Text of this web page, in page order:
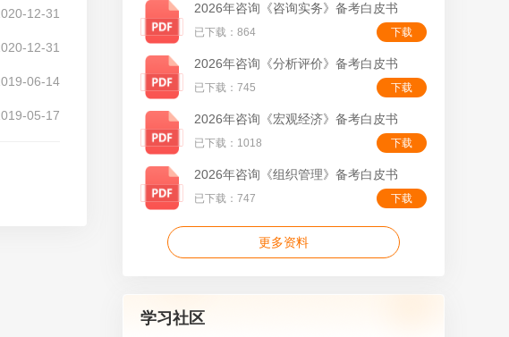
12-31
12-31
06-14
05-17
2026年咨询《咨询实务》备考白皮书
已下载：864 下载
2026年咨询《分析评价》备考白皮书
已下载：745 下载
2026年咨询《宏观经济》备考白皮书
已下载：1018 下载
2026年咨询《组织管理》备考白皮书
已下载：747 下载
更多资料
学习社区